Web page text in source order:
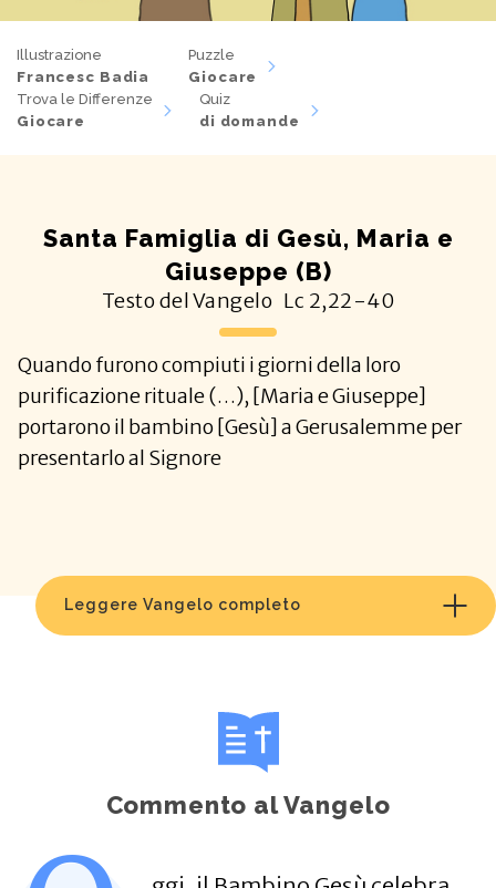
Illustrazione
Francesc Badia
Puzzle
Giocare
Trova le Differenze
Giocare
Quiz
di domande
Santa Famiglia di Gesù, Maria e
Giuseppe (B)
Testo del Vangelo Lc 2,22-40
Quando furono compiuti i giorni della loro
purificazione rituale (…), [Maria e Giuseppe]
portarono il bambino [Gesù] a Gerusalemme per
presentarlo al Signore
Leggere Vangelo completo
Commento al Vangelo